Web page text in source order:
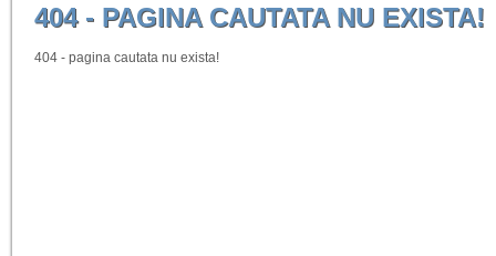
404 - PAGINA CAUTATA NU EXISTA!
404 - pagina cautata nu exista!